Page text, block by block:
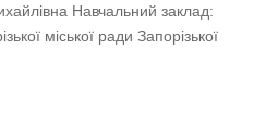
Навчальний заклад:
міської ради Запорізької